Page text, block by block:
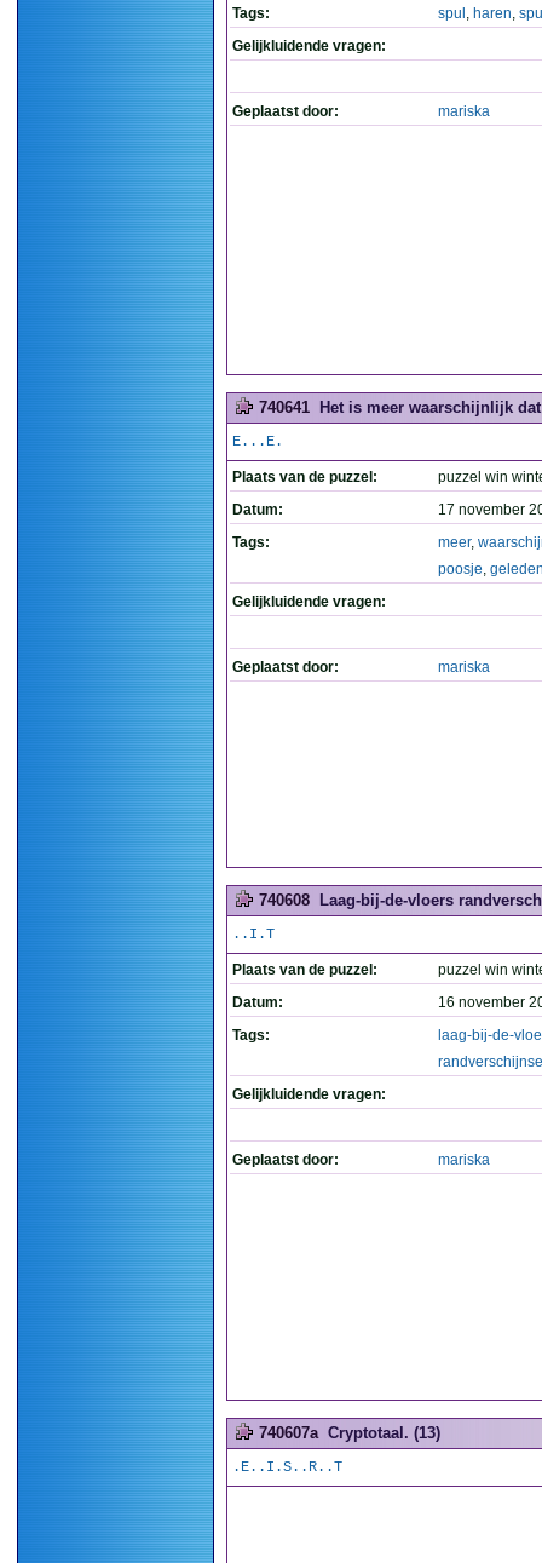
Tags: spul , haren,
Gelijkluidende vragen:
Geplaatst door: mariska
740641 Het is meer waarschijnlijk
E...E.
Plaats van de puzzel:
puzzel win
Datum:
17 november
Tags:
meer,
poosje,
Gelijkluidende vragen:
Geplaatst door: mariska
740608 Laag-bij-de-vloers
..I.T
Plaats van de puzzel:
puzzel win
Datum:
16 november
Tags:
laag-bij-de-
Gelijkluidende vragen:
Geplaatst door: mariska
740607a Cryptotaal. (13)
.E..I.S..R..T